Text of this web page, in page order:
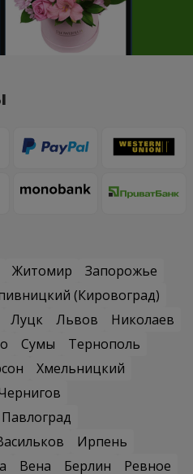
Житомир
Запорожье
(Кировоград)
Луцк Львов
Николаев
Сумы
Тернополь
Хмельницкий
Павлоград
Ирпень
Вена Берлин
Ревное